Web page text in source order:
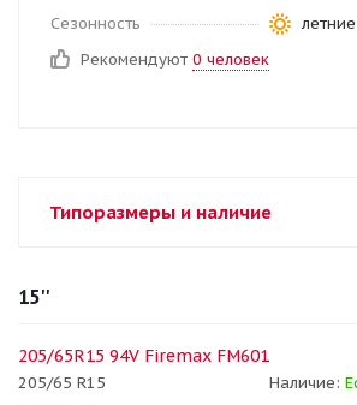
Сезонность
летние
Рекомендуют 0 человек
Типоразмеры и наличие
15''
205/65R15 94V Firemax FM601
205/65 R15 Наличие: